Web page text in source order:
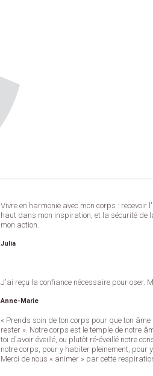
Vivre en harmonie avec mon corps : recevoir
haut dans mon inspiration, et la sécurité de
mon action.
Julia
J'ai reçu la confiance nécessaire pour oser.
Anne-Marie
« Prends soin de ton corps pour que ton
rester ». Notre corps est le temple de notre
toi d'avoir éveillé, ou plutôt ré-éveillé notre
notre corps, pour y habiter pleinement, pour
Merci de nous « animer » par cette